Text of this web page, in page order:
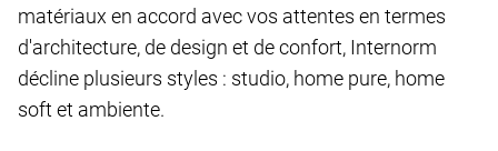
matériaux en accord avec vos attentes en termes
d'architecture, de design et de confort, Internorm
décline plusieurs styles : studio, home pure, home
soft et ambiente.